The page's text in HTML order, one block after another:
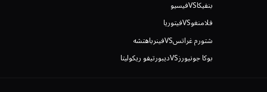
بنفيكاVSفيسيو
فلامنغوVSفيتوريا
شتورم غراتسVSفينرباهتشه
بوكا جونيورزVSديبورتيفو ريكوليتا